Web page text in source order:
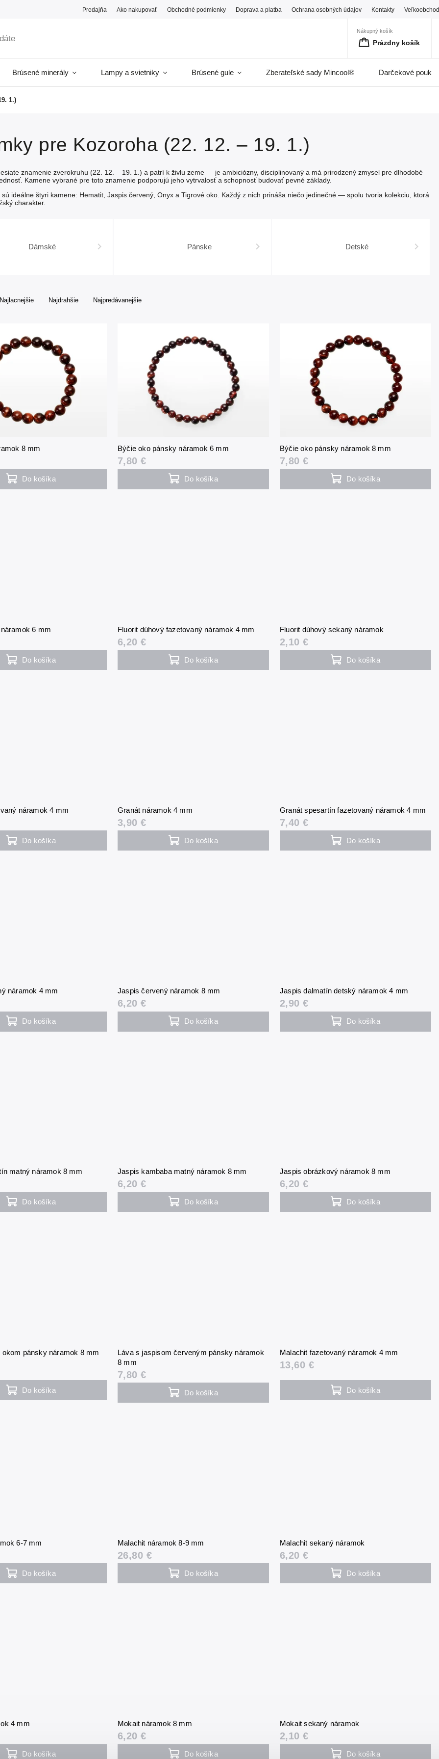
Predajňa Ako nakupovať Obchodné podmienky Doprava a platba Ochrana osobných údajov Kontakty
Nákupný košík
Prázdny košík
Brúsené minerály Lampy a svietniky Brúsené gule Zberateľské sady Mincool® Darčekové
1.)
pre Kozoroha (22. 12. – 19. 1.)
znamenie zverokruhu (22. 12. – 19. 1.) a patrí k živlu zeme — je ambiciózny, disciplinovaný a má prirodzený zmysel pre dlhodobé
Kamene vybrané pre toto znamenie podporujú jeho vytrvalosť a schopnosť budovať pevné základy.
ideálne štyri kamene: Hematit Jaspis červený Onyx a Tigrové oko . Každý z nich prináša niečo jedinečné — spolu tvoria kolekciu, ktorá
charakter.
Dámské Pánske Detské
Najlacnejšie Najdrahšie Najpredávanejšie
8 mm
Do košíka
Býčie oko pánsky náramok 6 mm
7,80 €
Do košíka
Býčie oko pánsky náramok 8 mm
7,80 €
Do košíka
6 mm
Do košíka
Fluorit dúhový fazetovaný náramok 4 mm
6,20 €
Do košíka
Fluorit dúhový sekaný náramok
2,10 €
Do košíka
náramok 4 mm
Do košíka
Granát náramok 4 mm
3,90 €
Do košíka
Granát spesartín fazetovaný náramok 4 mm
7,40 €
Do košíka
náramok 4 mm
Do košíka
Jaspis červený náramok 8 mm
6,20 €
Do košíka
Jaspis dalmatín detský náramok 4 mm
2,90 €
Do košíka
matný náramok 8 mm
Do košíka
Jaspis kambaba matný náramok 8 mm
6,20 €
Do košíka
Jaspis obrázkový náramok 8 mm
6,20 €
Do košíka
pánsky náramok 8 mm
Do košíka
Láva s jaspisom červeným pánsky náramok
8 mm
7,80 €
Do košíka
Malachit fazetovaný náramok 4 mm
13,60 €
Do košíka
6-7 mm
Do košíka
Malachit náramok 8-9 mm
26,80 €
Do košíka
Malachit sekaný náramok
6,20 €
Do košíka
4 mm
Do košíka
Mokait náramok 8 mm
6,20 €
Do košíka
Mokait sekaný náramok
2,10 €
Do košíka